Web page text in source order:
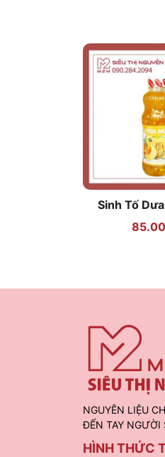
Sinh Tố
VINA
NGUYÊN LIỆU
ĐẾN TAY NGƯỜI
HÌNH THỨC